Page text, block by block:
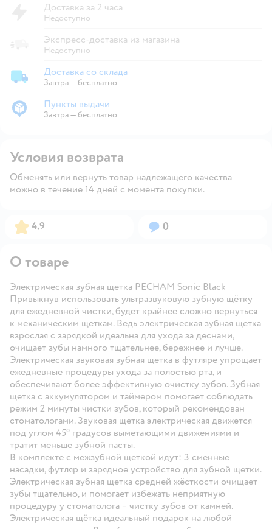
Доставка за 2 часа
Недоступно
Экспресс-доставка из магазина
Недоступно
Доставка со склада
Доставка со склада
Завтра—бесплатно
Пункты выдачи
Пункты выдачи
Завтра—бесплатно
Условия возврата
Обменять или вернуть товар надлежащего качества
можно в течение 14 дней с момента покупки.
Рейтинг:
4,9 Вопросов:
0
О товаре
Электрическая зубная щетка PECHAM Sonic Black
Привыкнув использовать ультразвуковую зубную щётку
для ежедневной чистки, будет крайнее сложно вернуться
к механическим щеткам. Ведь электрическая зубная щетка
взрослая с зарядкой идеальна для ухода за деснами,
очищает зубы намного тщательнее, бережнее и лучше.
Электрическая звуковая зубная щетка в футляре упрощает
ежедневные процедуры ухода за полостью рта, и
обеспечивают более эффективную очистку зубов. Зубная
щетка с аккумулятором и таймером помогает соблюдать
режим 2 минуты чистки зубов, который рекомендован
стоматологами. Звуковая щетка электрическая движется
под углом 45⁰ градусов выметающими движениями и
тратит меньше зубной пасты.
В комплекте с межзубной щеткой идут: 3 сменные
насадки, футляр и зарядное устройство для зубной щетки.
Электрическая зубная щетка средней жёсткости очищает
зубы тщательно, и помогает избежать неприятную
процедуру у стоматолога – чистку зубов от камней.
Электрическая щётка идеальный подарок на любой